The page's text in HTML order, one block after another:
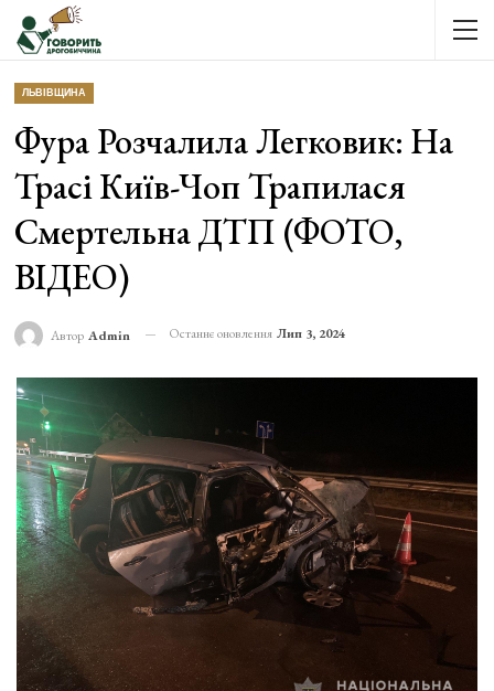
ЛЬВІВЩИНА
Фура Розчалила Легковик: На
Трасі Київ-Чоп Трапилася
Смертельна ДТП (ФОТО,
ВІДЕО)
Автор Admin Останнє оновлення Лип 3, 2024